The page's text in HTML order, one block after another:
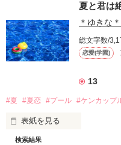
今後の創作活動の励みにな
日下 青羽(クサカ  アオハ)
      ×
桐谷  櫂(キリタニ  カイ)
親友二人の想いが交差する
夏と君は
＊ゆきな＊
総文字数/
恋愛(学園)
13
#夏 #夏恋 #プール #ケンカップ
表紙を見る
検索結果